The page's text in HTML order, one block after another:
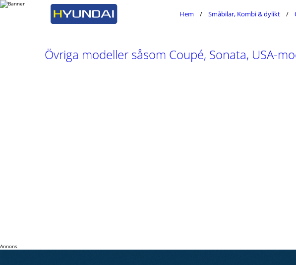
Hem Småbilar, Kombi & dylikt
Övriga modeller såsom Coupé, Sonata, USA-
Annons